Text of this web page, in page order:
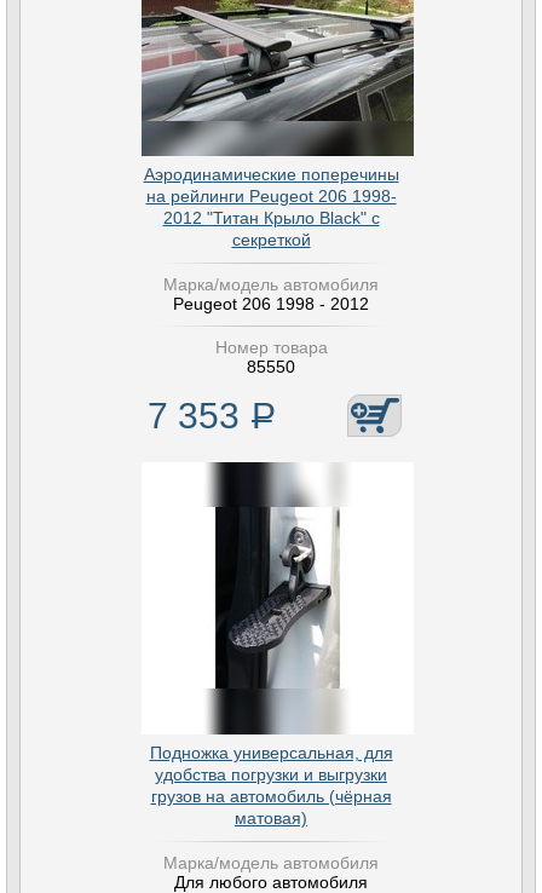
Аэродинамические поперечины
на рейлинги Peugeot 206 1998-
2012 "Титан Крыло Black" с
секреткой
Марка/модель автомобиля
Peugeot 206 1998 - 2012
Номер товара
85550
7 353 Р
Подножка универсальная, для
удобства погрузки и выгрузки
грузов на автомобиль (чёрная
матовая)
Марка/модель автомобиля
Для любого автомобиля